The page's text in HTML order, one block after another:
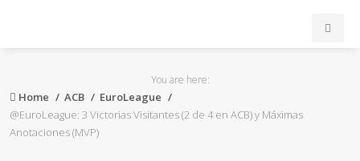
ACB
You are here:
Home ACB
EuroLeague
@EuroLeague: 3 Victorias Visitantes (2 de 4 en ACB) y Máximas
Anotaciones (MVP)